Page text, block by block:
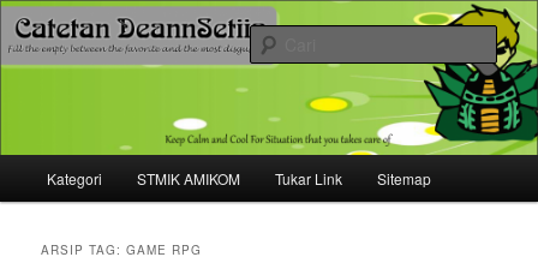
Mari bermimpi dan ciptakan kehendak
Cari
Langsung
Langsung
Kategori STMIK AMIKOM Tukar Link Sitemap
ARSIP TAG:GAME RPG